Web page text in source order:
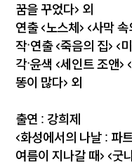
꿈을 꾸었다> 외
연출 <노스체> <사막
작·연출 <죽음의 집> <
각·윤색 <세인트 조앤>
똥이 많다> 외
출연 : 강희제
<화성에서의 나날 : 파
여름이 지나갈 때> <굿